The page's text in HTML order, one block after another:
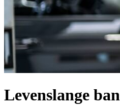
Levenslange